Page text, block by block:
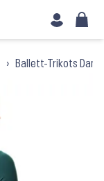
› Ballett-Trikots